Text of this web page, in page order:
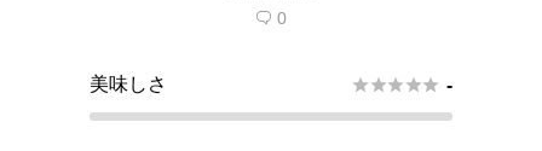
 0
美味しさ  -